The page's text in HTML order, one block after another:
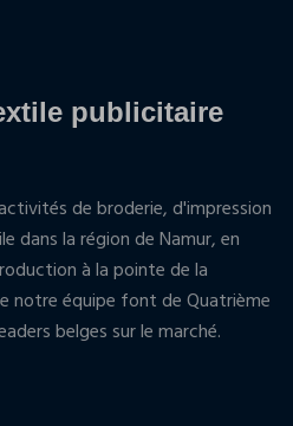
publicitaire
de broderie, d'impression
dans la région de Namur, en
à la pointe de la
notre équipe font de Quatrième
belges sur le marché.